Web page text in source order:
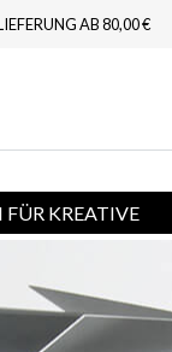
AB 80,00 €
KREATIVE